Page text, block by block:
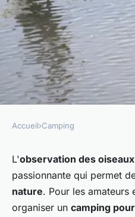
CAMPING
Comment
camping pour
oiseaux en
Accueil›Camping
L'observation des oiseaux
passionnante qui permet
nature. Pour les amateurs
organiser un camping